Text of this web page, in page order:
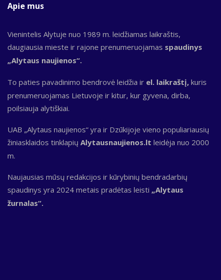
Apie mus
Vienintelis Alytuje nuo 1989 m. leidžiamas laikraštis,
daugiausia mieste ir rajone prenumeruojamas spaudinys
„Alytaus naujienos“.
To paties pavadinimo bendrovė leidžia ir el. laikraštį, kuris
prenumeruojamas Lietuvoje ir kitur, kur gyvena, dirba,
poilsiauja alytiškiai.
UAB „Alytaus naujienos“ yra ir Dzūkijoje vieno populiariausių
žiniasklaidos tinklapių Alytausnaujienos.lt leidėja nuo 2000
m.
Naujausias mūsų redakcijos ir kūrybinių bendradarbių
spaudinys yra 2024 metais pradėtas leisti „Alytaus
žurnalas“.